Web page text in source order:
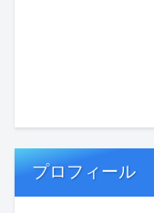
プロフィール